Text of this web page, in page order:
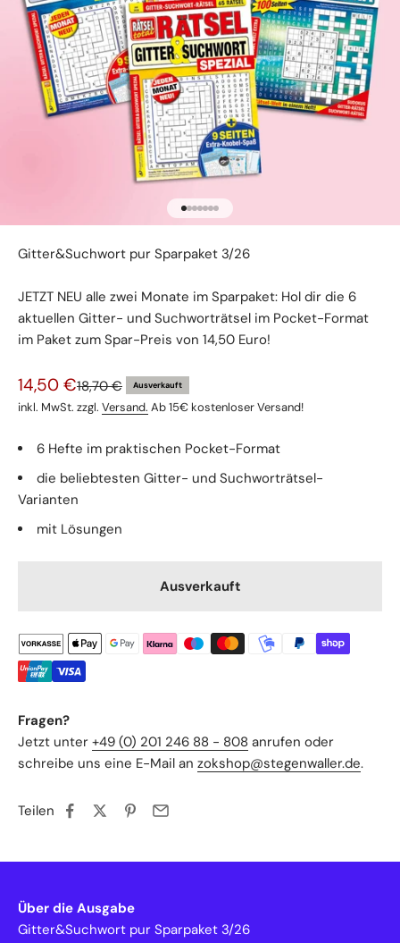
Gehe zu Element 1
Gehe zu Element 2
Gehe zu Element 3
Gehe zu Element 4
Gehe zu Element 5
Gehe zu Element 6
Gehe zu Element 7
Gitter&Suchwort pur Sparpaket 3/26
JETZT NEU alle zwei Monate im Sparpaket: Hol dir die 6
aktuellen Gitter- und Suchworträtsel im Pocket-Format
im Paket zum Spar-Preis von 14,50 Euro!
Angebot
14,50 €Regulärer Preis
18,70 € Ausverkauft
inkl. MwSt. zzgl. Versand. Ab 15€ kostenloser Versand!
6 Hefte im praktischen Pocket-Format
die beliebtesten Gitter- und Suchworträtsel-
Varianten
mit Lösungen
Ausverkauft
Fragen?
Jetzt unter +49 (0) 201 246 88 - 808 anrufen oder
schreibe uns eine E-Mail an zokshop@stegenwaller.de.
Teilen
Über die Ausgabe
Gitter&Suchwort pur Sparpaket 3/26